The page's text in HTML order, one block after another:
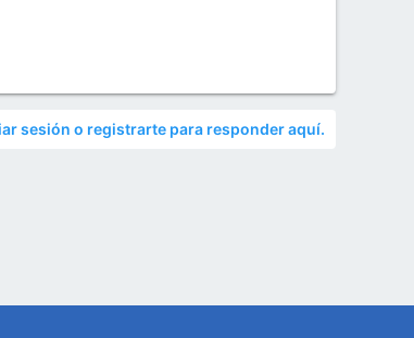
sesión o registrarte para responder aquí.